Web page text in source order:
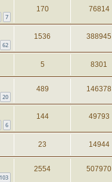
7
170 76814
62
1536 388945
5 8301
20
489 146378
6
144 49793
23 14944
103
2554 507970